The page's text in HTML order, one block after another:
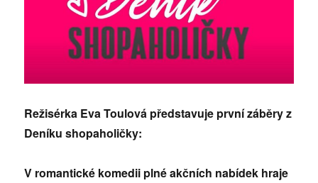
Režisérka Eva Toulová představuje první záběry z
Deníku shopaholičky:
V romantické komedii plné akčních nabídek hraje